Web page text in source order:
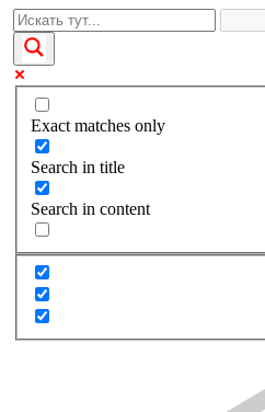
Exact matches only
Search in title
Search in content